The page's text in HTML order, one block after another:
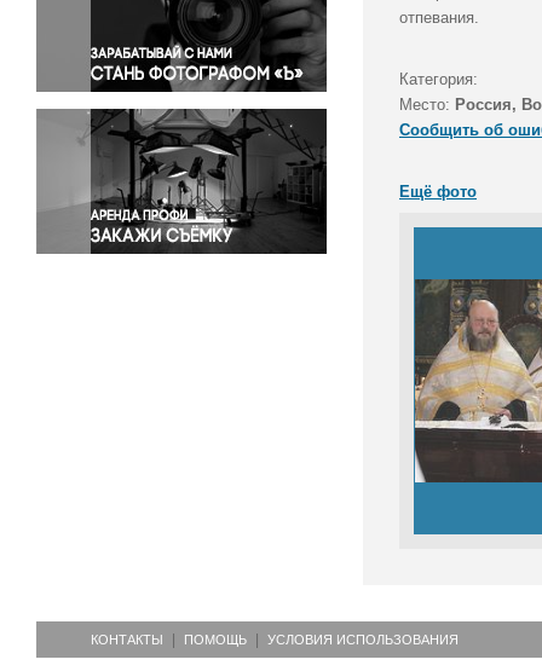
Правосудие
Происшествия и конфликты
Религия
Светская жизнь
Спорт
Экология
Экономика и бизнес
отпевания.
Категория:
Место: Россия,
Сообщить об
Ещё фото
КОНТАКТЫ ПОМОЩЬ УСЛОВИЯ ИСПОЛЬЗОВАНИЯ